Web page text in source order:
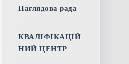
Наглядова рада
КВАЛІФІКАЦІЙ
НИЙ ЦЕНТР